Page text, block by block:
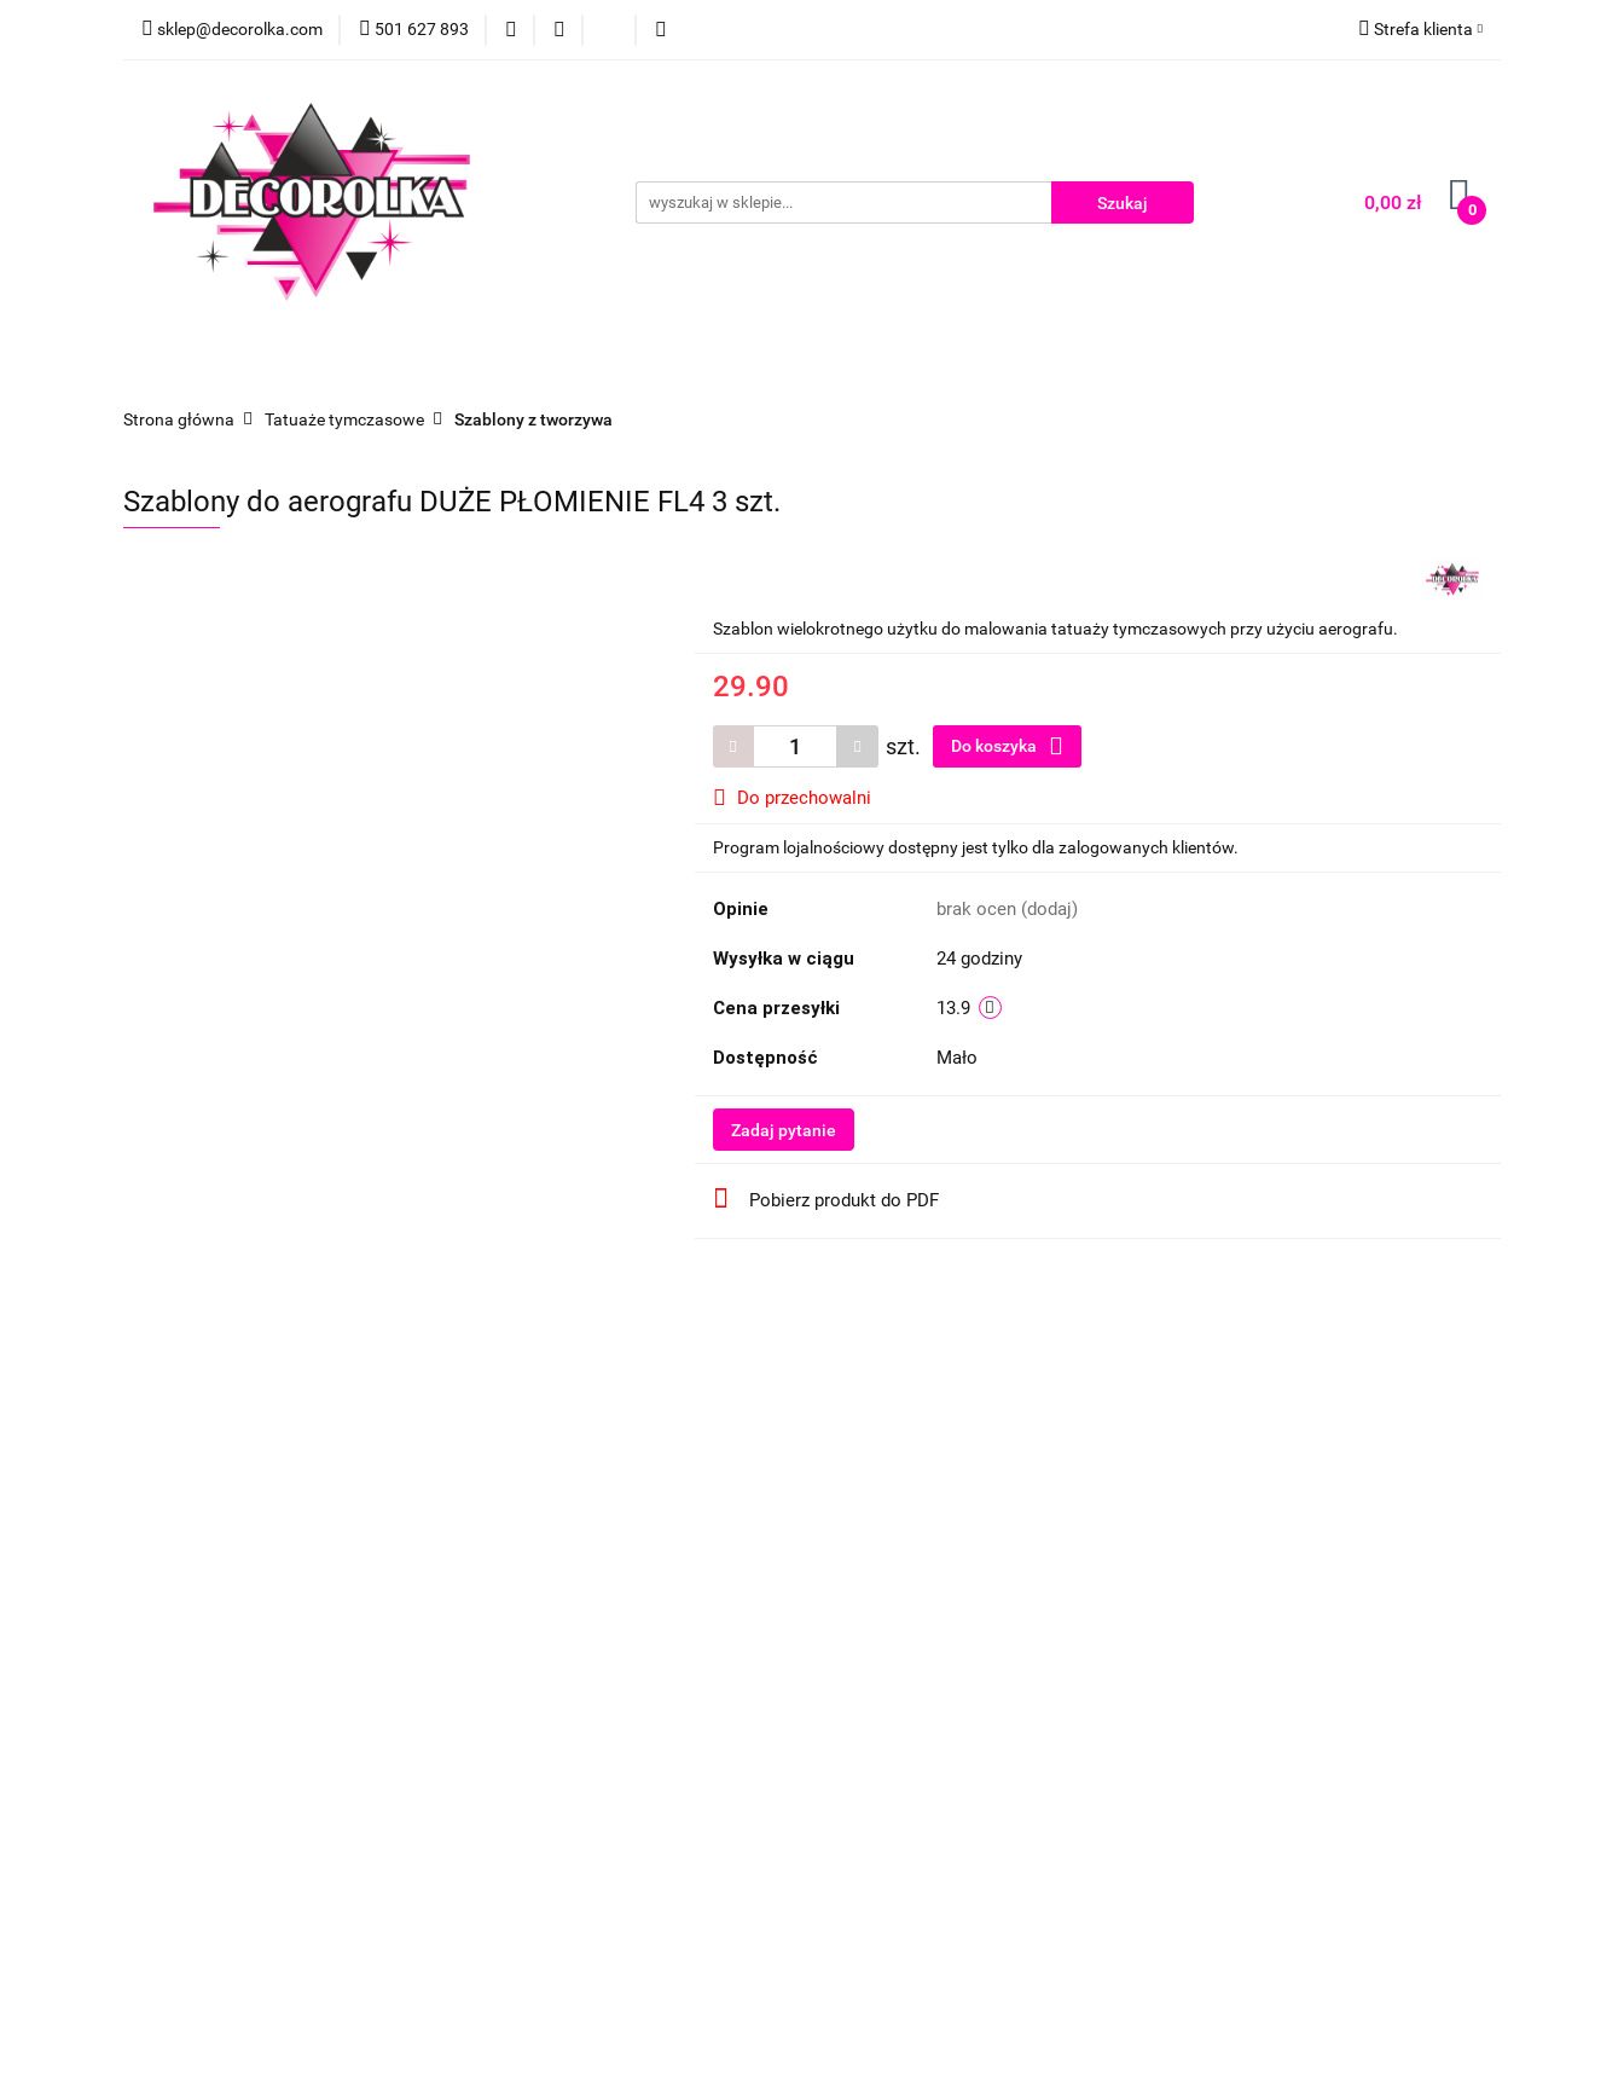
sklep@decorolka.com 501 627 893 Strefa klienta
0,00 zł 0
Strona główna Tatuaże tymczasowe Szablony z tworzywa
Szablony do aerografu DUŻE PŁOMIENIE FL4 3 szt.
Szablon wielokrotnego użytku do malowania tatuaży tymczasowych przy użyciu aerografu.
29.90
szt. Do koszyka
Do przechowalni
Program lojalnościowy dostępny jest tylko dla zalogowanych klientów.
Opinie brak ocen (dodaj)
Wysyłka w ciągu 24 godziny
Cena przesyłki 13.9
Dostępność Mało
Zadaj pytanie
Pobierz produkt do PDF